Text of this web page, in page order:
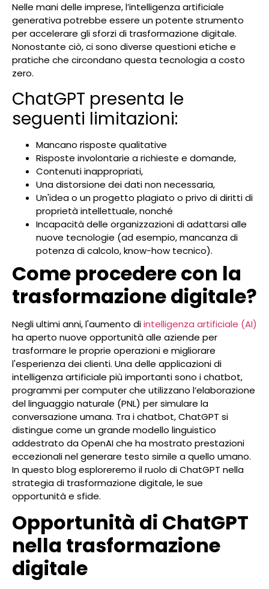
Nelle mani delle imprese, l’intelligenza artificiale
generativa potrebbe essere un potente strumento
per accelerare gli sforzi di trasformazione digitale.
Nonostante ciò, ci sono diverse questioni etiche e
pratiche che circondano questa tecnologia a costo
zero.
ChatGPT presenta le
seguenti limitazioni:
Mancano risposte qualitative
Risposte involontarie a richieste e domande,
Contenuti inappropriati,
Una distorsione dei dati non necessaria,
Un'idea o un progetto plagiato o privo di diritti di
proprietà intellettuale, nonché
Incapacità delle organizzazioni di adattarsi alle
nuove tecnologie (ad esempio, mancanza di
potenza di calcolo, know-how tecnico).
Come procedere con la
trasformazione digitale?
Negli ultimi anni, l'aumento diintelligenza artificiale (AI)
ha aperto nuove opportunità alle aziende per
trasformare le proprie operazioni e migliorare
l'esperienza dei clienti. Una delle applicazioni di
intelligenza artificiale più importanti sono i chatbot,
programmi per computer che utilizzano l’elaborazione
del linguaggio naturale (PNL) per simulare la
conversazione umana. Tra i chatbot, ChatGPT si
distingue come un grande modello linguistico
addestrato da OpenAI che ha mostrato prestazioni
eccezionali nel generare testo simile a quello umano.
In questo blog esploreremo il ruolo di ChatGPT nella
strategia di trasformazione digitale, le sue
opportunità e sfide.
Opportunità di ChatGPT
nella trasformazione
digitale